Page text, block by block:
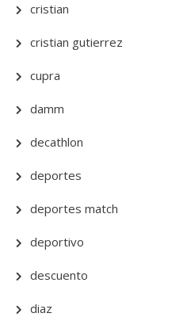
cristian
cristian gutierrez
cupra
damm
decathlon
deportes
deportes match
deportivo
descuento
diaz